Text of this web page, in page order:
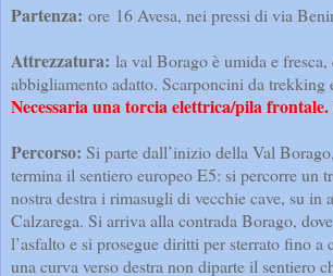
Partenza: ore 16 Avesa, nei pressi di via
Attrezzatura: la val Borago è umida e
abbigliamento adatto. Scarponcini da trekking
Necessaria una torcia elettrica/pila frontale.
Percorso: Si parte dall’inizio della Val
termina il sentiero europeo E5: si percorre un
nostra destra i rimasugli di vecchie cave, su in
Calzarega. Si arriva alla contrada Borago,
l’asfalto e si prosegue diritti per sterrato fino a
una curva verso destra non diparte il sentiero